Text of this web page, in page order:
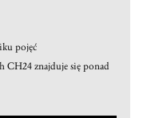
pojęć
CH24 znajduje się ponad